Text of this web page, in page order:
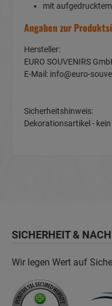
mit aufgedrucktem
Angaben zur
Hersteller:
EURO SOUVENIRS
E-Mail: info@euro-
Sicherheitshinweis:
Dekorationsartikel -
SICHERHEIT &
Wir legen Wert auf